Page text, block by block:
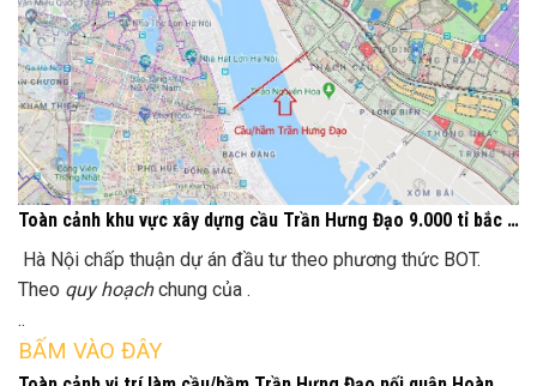
Toàn cảnh khu vực xây dựng cầu Trần Hưng Đạo 9.000 tỉ bắc …
Hà Nội chấp thuận dự án đầu tư theo phương thức BOT.
Theo quy hoạchchung của .
..
BẤM VÀO ĐÂY